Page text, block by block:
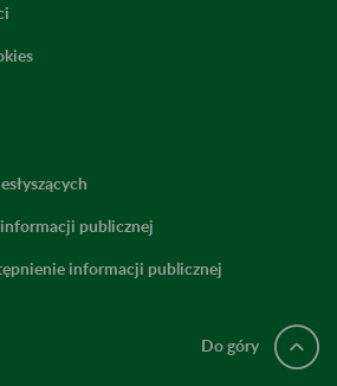
publicznej
informacji publicznej
Do góry